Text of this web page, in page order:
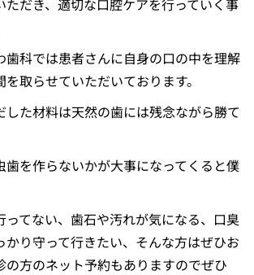
科では患者さんに自身の口の中を理解
取らせていただいております。
た材料は天然の歯には残念ながら勝て
を作らないかが大事になってくると僕
てない、歯石や汚れが気になる、口臭
かり守って行きたい、そんな方はぜひお
の方のネット予約もありますのでぜひ